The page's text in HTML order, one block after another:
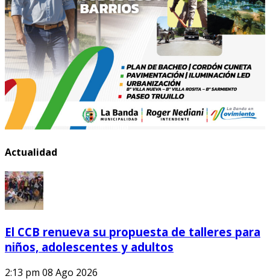
Actualidad
El CCB renueva su propuesta de talleres para
niños, adolescentes y adultos
2:13 pm 08 Ago 2026